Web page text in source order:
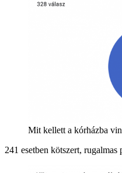
Mit kellett a kórházba
241 esetben kötszert,